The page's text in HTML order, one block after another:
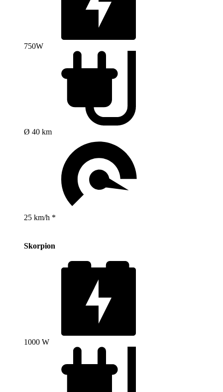
750W
Ø 40 km
25 km/h *
Skorpion
1000 W